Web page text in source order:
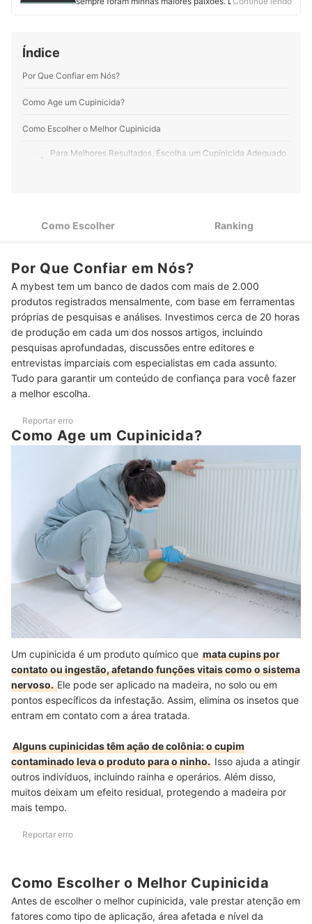
e suplementos alimentares. Minha motivação é
objetiva e gostosa de ler.
Índice
Por Que Confiar em Nós?
Como Age um Cupinicida?
Como Escolher o Melhor Cupinicida
1
Para Melhores Resultados, Escolha um Cupinicida Adequado
Para uma Aplicação Localizada em Pequenos Pontos,
4 Preste Atenção no Tamanho da Embalagem do Cupinicida
5
Se Quer Evitar Infestações, Investa em um Cupinicida de
Prevenção
Top 10 Melhores Cupinicidas
Por Que os Cupins São um Risco para a Madeira?
Perguntas Frequentes sobre Cupinicidas
Como Usar o Cupinicida Líquido?
Como Usar o Cupinicida em Spray?
Veja Outros Produtos para Ajudar no Controle de Pragas e Insetos
Como Escolher Ranking
Por Que Confiar em Nós?
A mybest tem um banco de dados com mais de 2.000
produtos registrados mensalmente, com base em ferramentas
próprias de pesquisas e análises. Investimos cerca de 20 horas
de produção em cada um dos nossos artigos, incluindo
pesquisas aprofundadas, discussões entre editores e
entrevistas imparciais com especialistas em cada assunto.
Tudo para garantir um conteúdo de confiança para você fazer
a melhor escolha.
Reportar erro
Como Age um Cupinicida?
Um cupinicida é um produto químico que mata cupins por
contato ou ingestão, afetando funções vitais como o sistema
nervoso.Ele pode ser aplicado na madeira, no solo ou em
pontos específicos da infestação. Assim, elimina os insetos que
entram em contato com a área tratada.
Alguns cupinicidas têm ação de colônia: o cupim
contaminado leva o produto para o ninho. Isso ajuda a atingir
outros indivíduos, incluindo rainha e operários. Além disso,
muitos deixam um efeito residual, protegendo a madeira por
mais tempo.
Reportar erro
Como Escolher o Melhor Cupinicida
Antes de escolher o melhor cupinicida, vale prestar atenção em
fatores como tipo de aplicação, área afetada e nível da